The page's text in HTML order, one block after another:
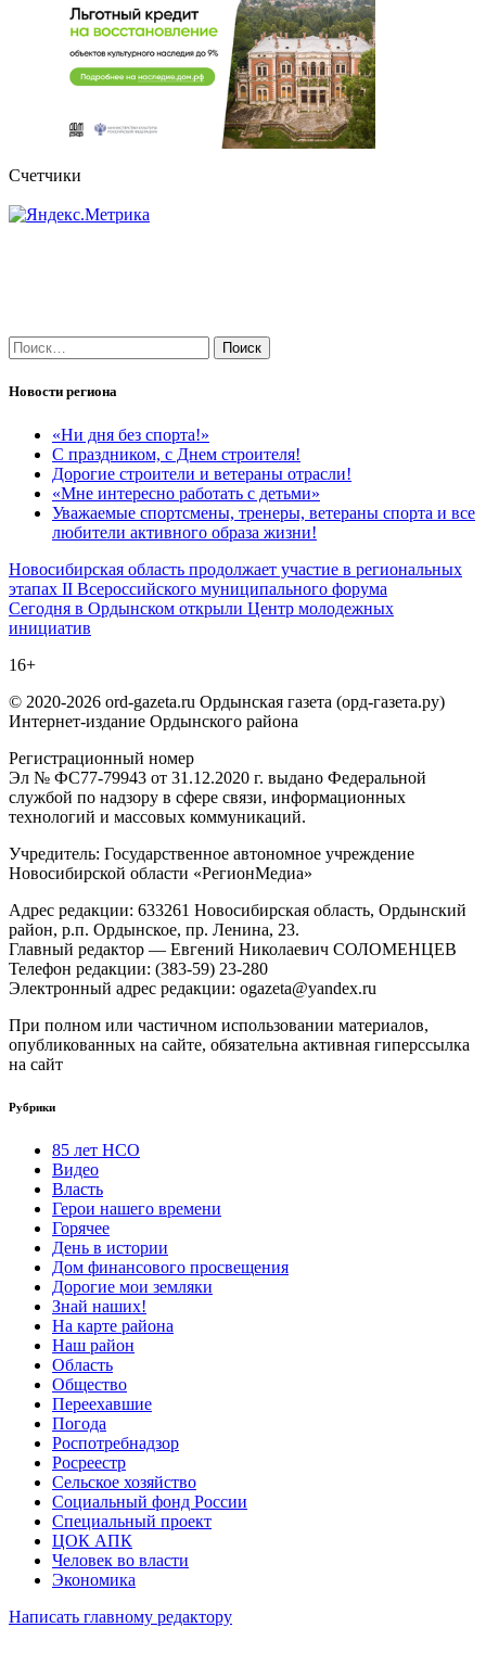
Счетчики
Найти:
Новости региона
«Ни дня без спорта!»
С праздником, с Днем строителя!
Дорогие строители и ветераны отрасли!
«Мне интересно работать с детьми»
Уважаемые спортсмены, тренеры, ветераны спорта и все
любители активного образа жизни!
Навигация
по
записям
Новосибирская область продолжает участие в региональных
этапах II Всероссийского муниципального форума
Сегодня в Ордынском открыли Центр молодежных
инициатив
16+
© 2020-2026 ord-gazeta.ru Ордынская газета (орд-газета.ру)
Интернет-издание Ордынского района
Регистрационный номер
Эл № ФС77-79943 от 31.12.2020 г. выдано Федеральной
службой по надзору в сфере связи, информационных
технологий и массовых коммуникаций.
Учредитель: Государственное автономное учреждение
Новосибирской области «РегионМедиа»
Адрес редакции: 633261 Новосибирская область, Ордынский
район, р.п. Ордынское, пр. Ленина, 23.
Главный редактор — Евгений Николаевич СОЛОМЕНЦЕВ
Телефон редакции: (383-59) 23-280
Электронный адрес редакции: ogazeta@yandex.ru
При полном или частичном использовании материалов,
опубликованных на сайте, обязательна активная гиперссылка
на сайт
Рубрики
85 лет НСО
Видео
Власть
Герои нашего времени
Горячее
День в истории
Дом финансового просвещения
Дорогие мои земляки
Знай наших!
На карте района
Наш район
Область
Общество
Переехавшие
Погода
Роспотребнадзор
Росреестр
Сельское хозяйство
Социальный фонд России
Специальный проект
ЦОК АПК
Человек во власти
Экономика
Написать главному редактору